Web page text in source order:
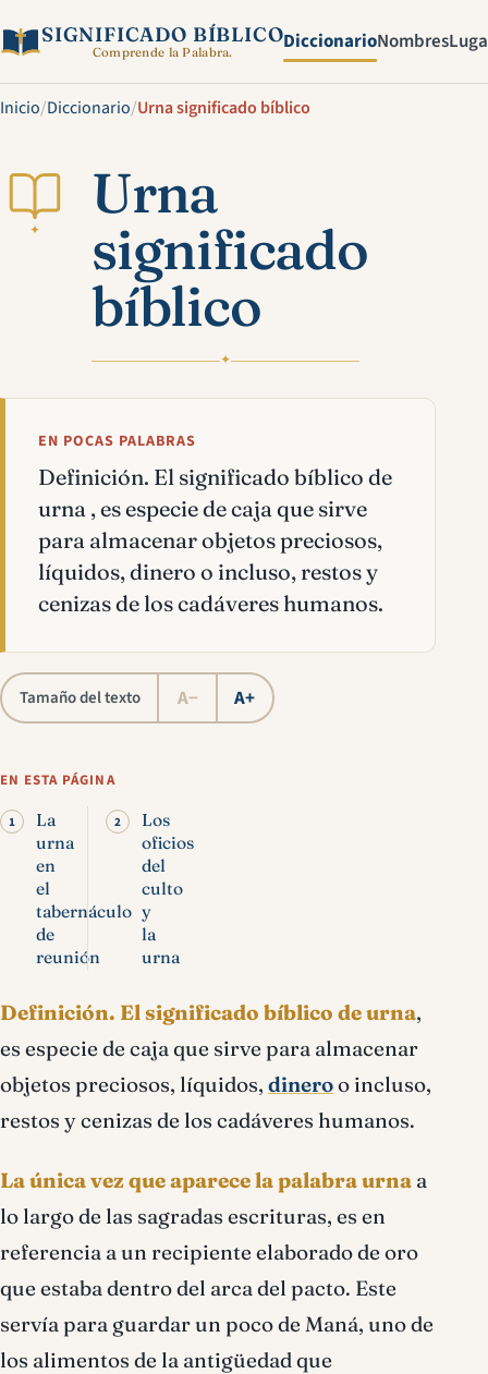
SIGNIFICADO BÍBLICO
Comprende la Palabra. DiccionarioNombres
Inicio/Diccionario/Urna significado bíblico
✦
Urna
significado
bíblico
✦
EN POCAS PALABRAS
Definición. El significado bíblico de
urna , es especie de caja que sirve
para almacenar objetos preciosos,
líquidos, dinero o incluso, restos y
cenizas de los cadáveres humanos.
Tamaño del texto A− A+
EN ESTA PÁGINA
La
urna
en
el
tabernáculo
de
reunión
Los
oficios
del
culto
y
la
urna
Definición. El significado bíblico de urna,
es especie de caja que sirve para almacenar
objetos preciosos, líquidos, dineroo incluso,
restos y cenizas de los cadáveres humanos.
La única vez que aparece la palabra urna a
lo largo de las sagradas escrituras, es en
referencia a un recipiente elaborado de oro
que estaba dentro del arca del pacto. Este
servía para guardar un poco de Maná, uno de
los alimentos de la antigüedad que